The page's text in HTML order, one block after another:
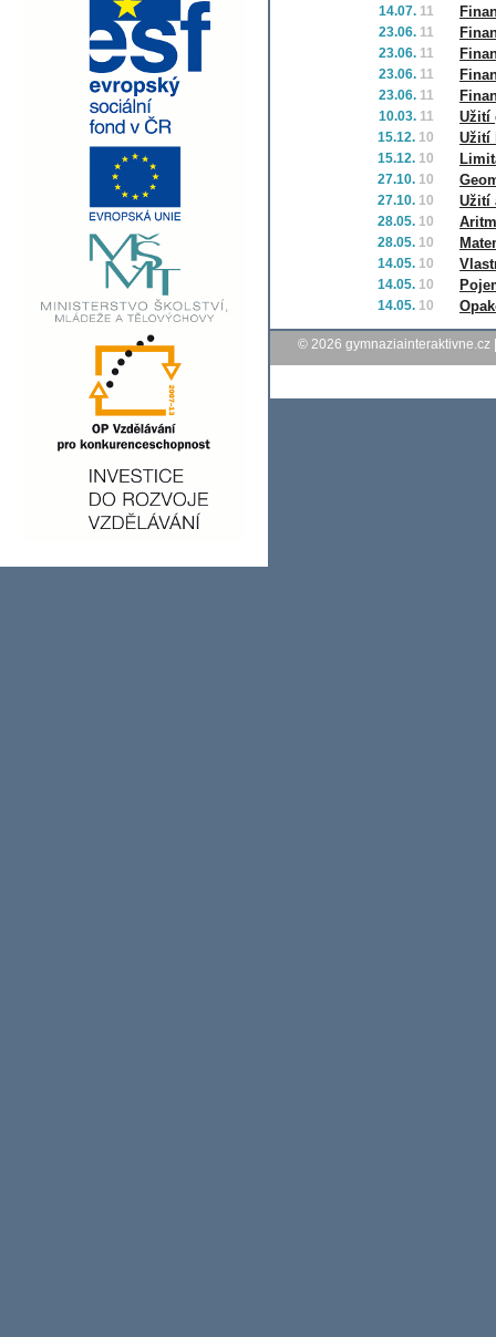
14.07. 11
23.06. 11
23.06. 11
23.06. 11
23.06. 11
10.03. 11 Užití
15.12. 10 Užití
15.12. 10
27.10. 10
27.10. 10 Užití
28.05. 10
28.05. 10
14.05. 10
14.05. 10
14.05. 10
© 2026 gymnaziainteraktivne.cz